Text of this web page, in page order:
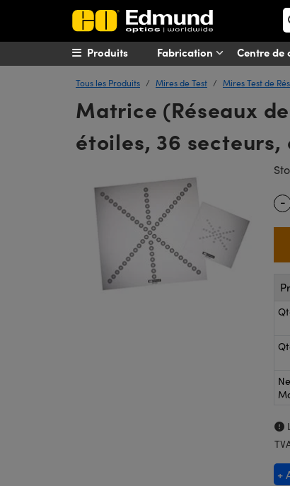
Fabrication Centre de
Produits
Tous les Produits Mires de Test Mires Test de
Matrice (Réseaux
étoiles, 36
-
+